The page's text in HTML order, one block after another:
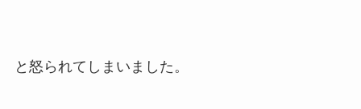
と怒られてしまいました。